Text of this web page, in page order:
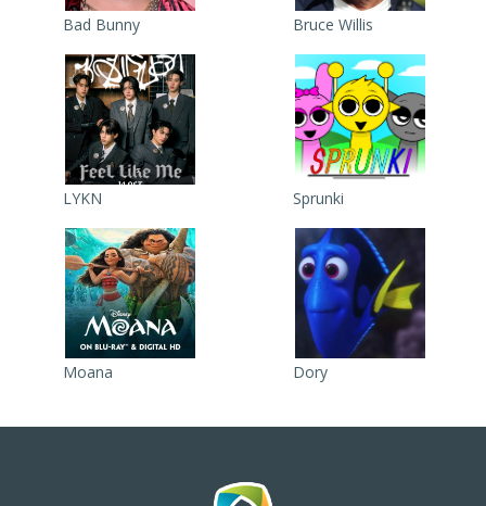
Bad Bunny Bruce Willis
LYKN Sprunki
Moana Dory